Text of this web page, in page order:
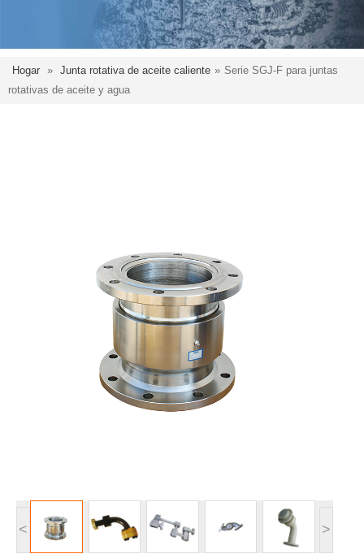
Hogar » Junta rotativa de aceite caliente » Serie SGJ-F para juntas
rotativas de aceite y agua
< >